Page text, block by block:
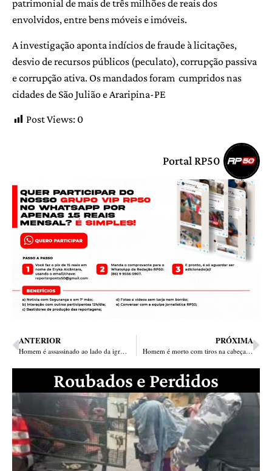
patrimonial de mais de três milhões de reais dos
envolvidos, entre bens móveis e imóveis.
A investigação aponta indícios de fraude à licitações,
desvio de recursos públicos (peculato), corrupção passiva
e corrupção ativa. Os mandados foram cumpridos nas
cidades de São Julião e Araripina-PE
Post Views: 0
Portal RP50
ANTERIOR
Homem é assassinado ao lado da igreja da Vila Operária em Teresina
PRÓXIMA
Homem é morto com tiros na cabeça no Parque Universitário; 2° caso em 7h
Roubados e Perdidos